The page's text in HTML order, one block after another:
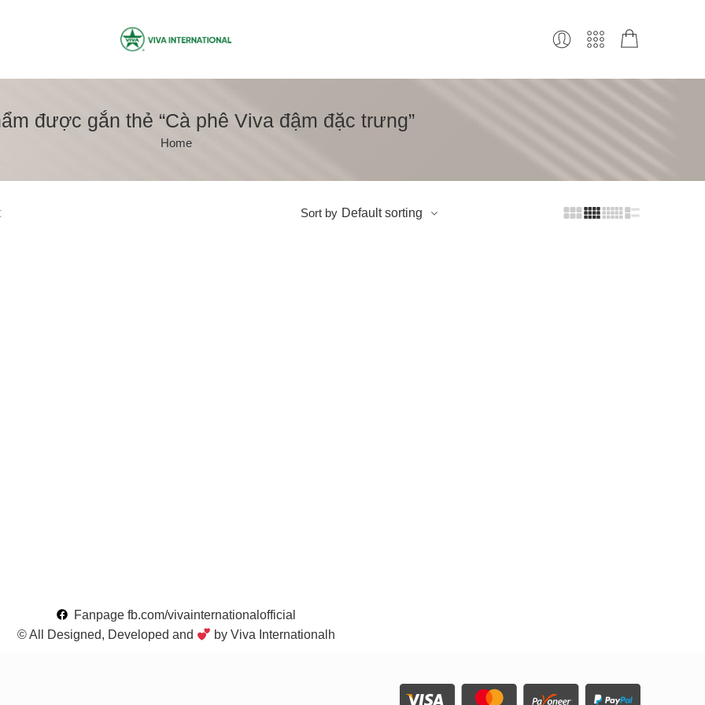
được gắn thẻ “Cà phê Viva đậm đặc trưng”
Home
Sort by Default sorting
Fanpage fb.com/vivainternationalofficial
© All Designed, Developed and
by Viva Internationalh